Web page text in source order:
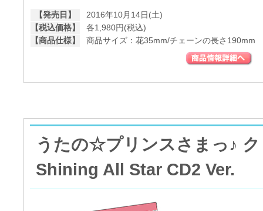
【発売日】
2016年10月14日(土)
【税込価格】
各1,980円(税込)
【商品仕様】
商品サイズ：花35mm/チェーンの長さ190mm
うたの☆プリンスさまっ♪
Shining All Star CD2 Ver.